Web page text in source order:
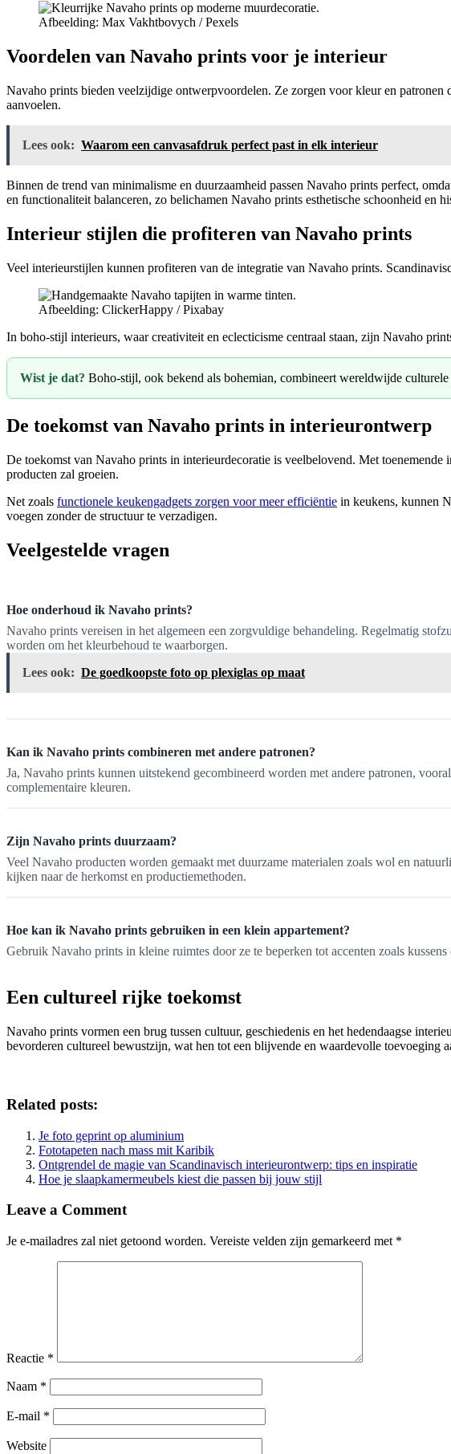
Afbeelding: Max Vakhtbovych / Pexels
Voordelen van Navaho prints voor je interieur
Navaho prints bieden veelzijdige ontwerpvoordelen. Ze zorgen voor kleur en
aanvoelen.
Lees ook: Waarom een canvasafdruk perfect past in elk interieur
Binnen de trend van minimalisme en duurzaamheid passen Navaho prints perfect,
en functionaliteit balanceren, zo belichamen Navaho prints esthetische schoonheid en
Interieur stijlen die profiteren van Navaho prints
Veel interieurstijlen kunnen profiteren van de integratie van Navaho prints.
Afbeelding: ClickerHappy / Pixabay
In boho-stijl interieurs, waar creativiteit en eclecticisme centraal staan, zijn Navaho
Wist je dat? Boho-stijl, ook bekend als bohemian, combineert wereldwijde
De toekomst van Navaho prints in interieurontwerp
De toekomst van Navaho prints in interieurdecoratie is veelbelovend. Met
producten zal groeien.
Net zoals functionele keukengadgets zorgen voor meer efficiëntie in keukens, kunnen
voegen zonder de structuur te verzadigen.
Veelgestelde vragen
Hoe onderhoud ik Navaho prints?
Navaho prints vereisen in het algemeen een zorgvuldige behandeling. Regelmatig
worden om het kleurbehoud te waarborgen.
Lees ook: De goedkoopste foto op plexiglas op maat
Kan ik Navaho prints combineren met andere patronen?
Ja, Navaho prints kunnen uitstekend gecombineerd worden met andere patronen,
complementaire kleuren.
Zijn Navaho prints duurzaam?
Veel Navaho producten worden gemaakt met duurzame materialen zoals wol en
kijken naar de herkomst en productiemethoden.
Hoe kan ik Navaho prints gebruiken in een klein appartement?
Gebruik Navaho prints in kleine ruimtes door ze te beperken tot accenten zoals
Een cultureel rijke toekomst
Navaho prints vormen een brug tussen cultuur, geschiedenis en het hedendaagse
bevorderen cultureel bewustzijn, wat hen tot een blijvende en waardevolle toevoeging
Related posts:
Je foto geprint op aluminium
Fototapeten nach mass mit Karibik
Ontgrendel de magie van Scandinavisch interieurontwerp: tips en inspiratie
Hoe je slaapkamermeubels kiest die passen bij jouw stijl
Leave a Comment
Je e-mailadres zal niet getoond worden. Vereiste velden zijn gemarkeerd met *
Reactie *
Naam *
E-mail *
Website